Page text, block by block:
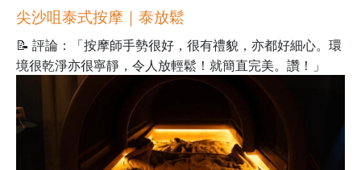
尖沙咀泰式按摩｜ 泰放鬆
📝 評論：「按摩師手勢很好，很有禮貌，亦都好細心。環
境很乾淨亦很寧靜，令人放輕鬆！就簡直完美。讚！」